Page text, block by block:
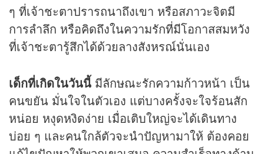
ๆ ที่เจ้าชะตาปรารถนาถึงเขา หรือสภาวะจิตมี
การลำลึก หรือคิดถึงในความรักที่มีโอกาสสมหวัง
ที่เจ้าชะตารู้สึกได้ด้วยลางสังหรณ์นั่นเอง
เด็กที่เกิดในวันนี้ มีลักษณะรักความก้าวหน้า เป็น
คนขยัน มั่นใจในตัวเอง แต่บางครั้งจะใจร้อนสัก
หน่อย หงุดหงิดง่าย เมื่อเติบใหญ่จะได้เดินทาง
บ่อย ๆ และคนใกล้ตัวจะนำปัญหามาให้ ต้องคอย